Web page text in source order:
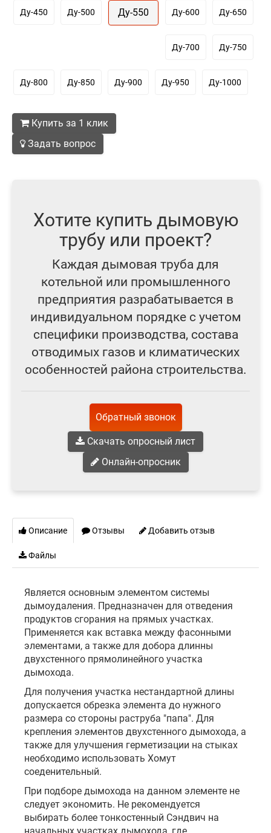
Ду-450 Ду-500 Ду-550 Ду-600 Ду-650
Ду-700 Ду-750
Ду-800 Ду-850 Ду-900 Ду-950 Ду-1000
Купить за 1 клик
Задать вопрос
Хотите купить дымовую
трубу или проект?
Каждая дымовая труба для
котельной или промышленного
предприятия разрабатывается в
индивидуальном порядке с учетом
специфики производства, состава
отводимых газов и климатических
особенностей района строительства.
Обратный звонок
Скачать опросный лист
Онлайн-опросник
Описание Отзывы Добавить отзыв
Файлы
Является основным элементом системы
дымоудаления. Предназначен для отведения
продуктов сгорания на прямых участках.
Применяется как вставка между фасонными
элементами, а также для добора длинны
двухстенного прямолинейного участка
дымохода.
Для получения участка нестандартной длины
допускается обрезка элемента до нужного
размера со стороны раструба "папа". Для
крепления элементов двухстенного дымохода, а
также для улучшения герметизации на стыках
необходимо использовать Хомут
соеденительный.
При подборе дымохода на данном элементе не
следует экономить. Не рекомендуется
выбирать более тонкостенный Сэндвич на